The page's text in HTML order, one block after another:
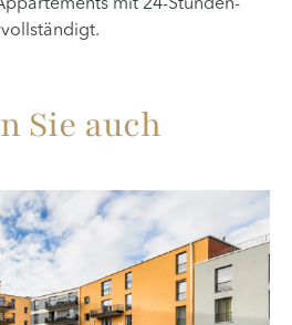
mit 24-Stunden-
Sie auch